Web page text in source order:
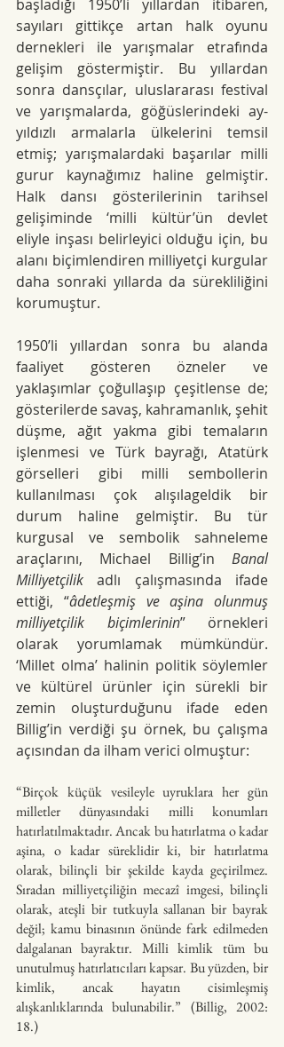
başladığı 1950’li yıllardan itibaren,
sayıları gittikçe artan halk oyunu
dernekleri ile yarışmalar etrafında
gelişim göstermiştir. Bu yıllardan
sonra dansçılar, uluslararası festival
ve yarışmalarda, göğüslerindeki ay-
yıldızlı armalarla ülkelerini temsil
etmiş; yarışmalardaki başarılar milli
gurur kaynağımız haline gelmiştir.
Halk dansı gösterilerinin tarihsel
gelişiminde ‘milli kültür’ün devlet
eliyle inşası belirleyici olduğu için, bu
alanı biçimlendiren milliyetçi kurgular
daha sonraki yıllarda da sürekliliğini
korumuştur.
1950’li yıllardan sonra bu alanda
faaliyet gösteren özneler ve
yaklaşımlar çoğullaşıp çeşitlense de;
gösterilerde savaş, kahramanlık, şehit
düşme, ağıt yakma gibi temaların
işlenmesi ve Türk bayrağı, Atatürk
görselleri gibi milli sembollerin
kullanılması çok alışılageldik bir
durum haline gelmiştir. Bu tür
kurgusal ve sembolik sahneleme
araçlarını, Michael Billig’in
Banal
Milliyetçilik adlı çalışmasında ifade
ettiği, “âdetleşmiş ve aşina olunmuş
milliyetçilik biçimlerinin” örnekleri
olarak yorumlamak mümkündür.
‘Millet olma’ halinin politik söylemler
ve kültürel ürünler için sürekli bir
zemin oluşturduğunu ifade eden
Billig’in verdiği şu örnek, bu çalışma
açısından da ilham verici olmuştur:
“Birçok küçük vesileyle uyruklara her gün
milletler dünyasındaki milli konumları
hatırlatılmaktadır. Ancak bu hatırlatma o kadar
aşina, o kadar süreklidir ki, bir hatırlatma
olarak, bilinçli bir şekilde kayda geçirilmez.
Sıradan milliyetçiliğin mecazî imgesi, bilinçli
olarak, ateşli bir tutkuyla sallanan bir bayrak
değil; kamu binasının önünde fark edilmeden
dalgalanan bayraktır. Milli kimlik tüm bu
unutulmuş hatırlatıcıları kapsar. Bu yüzden, bir
kimlik, ancak hayatın cisimleşmiş
alışkanlıklarında bulunabilir.” (Billig, 2002:
18.)